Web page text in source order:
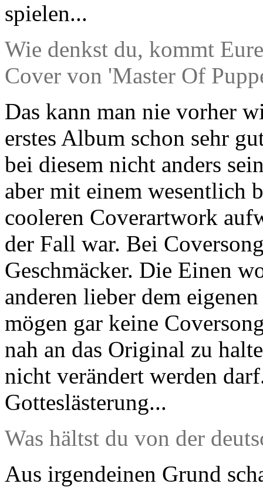
spielen...
Wie denkst du, kommt
Cover von 'Master Of
Das kann man nie vorher
erstes Album schon sehr
bei diesem nicht anders
aber mit einem wesentlich
cooleren Coverartwork
der Fall war. Bei
Geschmäcker. Die Einen
anderen lieber dem
mögen gar keine
nah an das Original zu
nicht verändert werden
Gotteslästerung...
Was hältst du von der
Aus irgendeinen Grund